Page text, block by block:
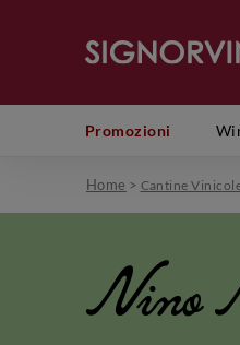
Promozioni
Home > Cantine
Nino